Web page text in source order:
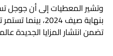
بنهاية صيف 2024،
تضمن انتشار المزايا الجديدة